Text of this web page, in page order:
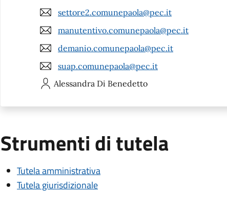
settore2.comunepaola@pec.it
manutentivo.comunepaola@pec.it
demanio.comunepaola@pec.it
suap.comunepaola@pec.it
Alessandra Di Benedetto
Strumenti di tutela
Tutela amministrativa
Tutela giurisdizionale